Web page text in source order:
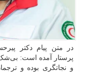
در متن پیام دکتر
پرستار آمده است: بی‌شک
و نجاتگری بوده و